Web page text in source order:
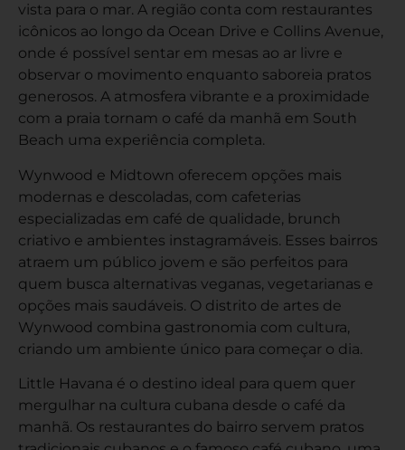
vista para o mar. A região conta com restaurantes
icônicos ao longo da Ocean Drive e Collins Avenue,
onde é possível sentar em mesas ao ar livre e
observar o movimento enquanto saboreia pratos
generosos. A atmosfera vibrante e a proximidade
com a praia tornam o café da manhã em South
Beach uma experiência completa.
Wynwood e Midtown oferecem opções mais
modernas e descoladas, com cafeterias
especializadas em café de qualidade, brunch
criativo e ambientes instagramáveis. Esses bairros
atraem um público jovem e são perfeitos para
quem busca alternativas veganas, vegetarianas e
opções mais saudáveis. O distrito de artes de
Wynwood combina gastronomia com cultura,
criando um ambiente único para começar o dia.
Little Havana é o destino ideal para quem quer
mergulhar na cultura cubana desde o café da
manhã. Os restaurantes do bairro servem pratos